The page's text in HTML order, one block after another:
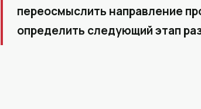
переосмыслить направление
определить следующий этап